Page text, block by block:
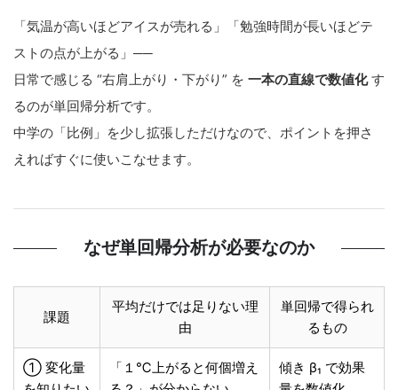
「気温が高いほどアイスが売れる」「勉強時間が長いほどテ
ストの点が上がる」──
日常で感じる “右肩上がり・下がり” を 一本の直線で数値化す
るのが単回帰分析です。
中学の「比例」を少し拡張しただけなので、ポイントを押さ
えればすぐに使いこなせます。
なぜ単回帰分析が必要なのか
課題
平均だけでは足りない理
由
単回帰で得られ
るもの
① 変化量
「１℃上がると何個増え
傾き β₁ で効果